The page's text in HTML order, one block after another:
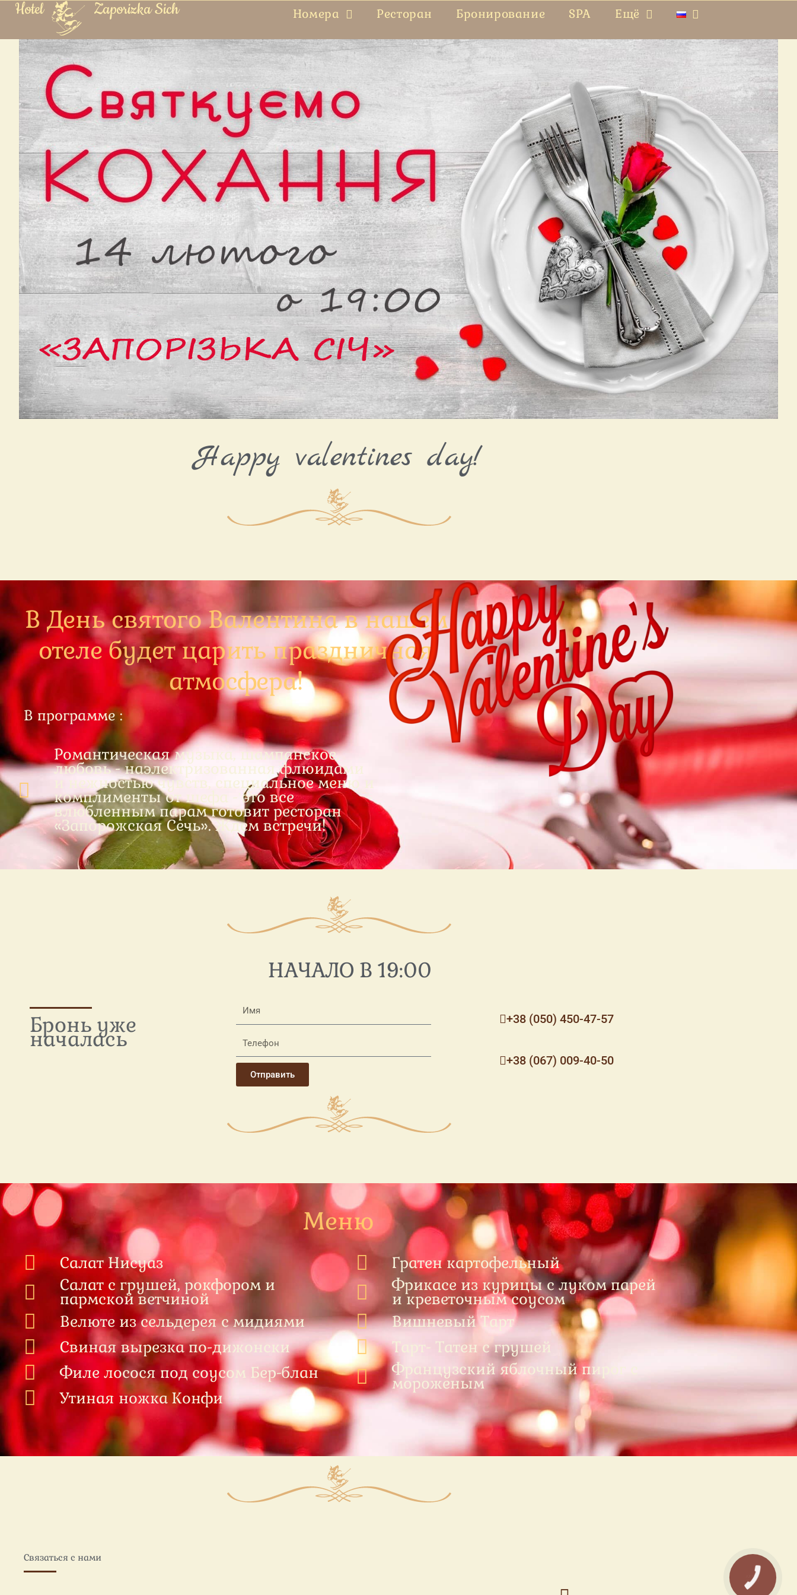
Hotel Zaporizka Sich Номера Ресторан Бронирование SPA Ещё
Happy valentines day!
В День святого Валентина в нашем
отеле будет царить праздничная
атмосфера!
В программе :
Романтическая музыка, шампанское,
любовь - наэлектризованная флюидами
и нежностью чувств, специальное меню и
комплименты от шефа - это все
влюбленным парам готовит ресторан
«Запорожская Сечь». Ждем встречи!
НАЧАЛО В 19:00
Бронь уже
началась
Отправить
+38 (050) 450-47-57
+38 (067) 009-40-50
Меню
Салат Нисуаз
Салат с грушей, рокфором и
пармской ветчиной
Велюте из сельдерея с мидиями
Свиная вырезка по-дижонски
Филе лосося под соусом Бер-блан
Утиная ножка Конфи
Гратен картофельный
Фрикасе из курицы с луком парей
и креветочным соусом
Вишневый Тарт
Тарт- Татен с грушей
Французский яблочный пирог с
мороженым
Связаться с нами